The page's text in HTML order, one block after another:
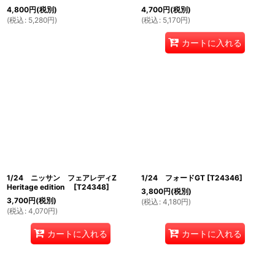
4,800円(税別)
(税込 : 5,280円)
4,700円(税別)
(税込 : 5,170円)
カートに入れる
1/24 ニッサン フェアレディZ
Heritage edition
[T24348]
3,700円(税別)
(税込 : 4,070円)
カートに入れる
1/24 フォードGT [T24346]
3,800円(税別)
(税込 : 4,180円)
カートに入れる